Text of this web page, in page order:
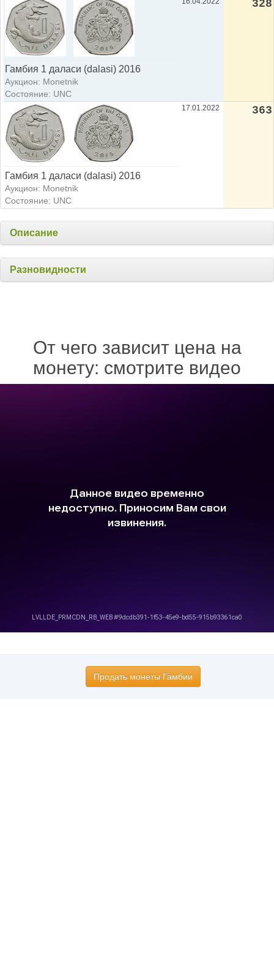
Гамбия 1 даласи (dalasi) 2016
Аукцион: Monetnik
Состояние: UNC
328
Гамбия 1 даласи (dalasi) 2016
Аукцион: Monetnik
Состояние: UNC
17.01.2022 363
Описание
Разновидности
От чего зависит цена на
монету: смотрите видео
Продать монеты Гамбии